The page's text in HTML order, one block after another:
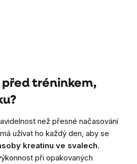
prvky
výpisu
tréninkem,
než přesné načasování
užívat ho každý den, aby se
kreatinu ve svalech.
při opakovaných